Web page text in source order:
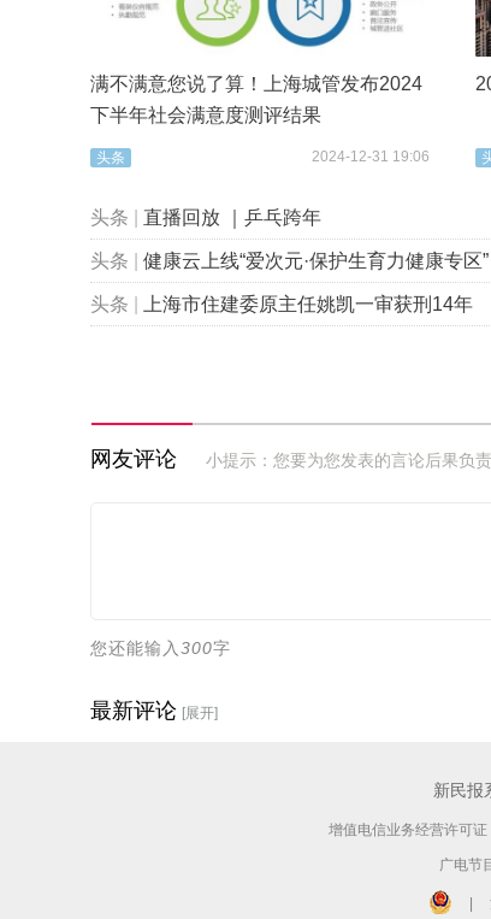
满不满意您说了算！上海城管发布2024
下半年社会满意度测评结果
头条 2024-12-31 19:06
头条 直播回放 ｜乒乓跨年
头条 健康云上线“爱次元·保护生育力健康专区”，生殖健
头条 上海市住建委原主任姚凯一审获刑14年
网友评论 小提示：您要为您发表的言论后果负
您还能输入 300字
最新评论 [展开]
新民报
增值电信业务经营许可
广电节